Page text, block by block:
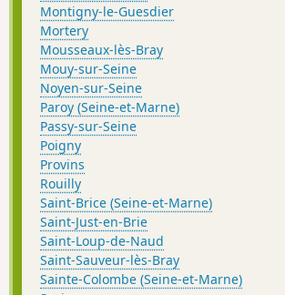
Montigny-le-Guesdier
Mortery
Mousseaux-lès-Bray
Mouy-sur-Seine
Noyen-sur-Seine
Paroy (Seine-et-Marne)
Passy-sur-Seine
Poigny
Provins
Rouilly
Saint-Brice (Seine-et-Marne)
Saint-Just-en-Brie
Saint-Loup-de-Naud
Saint-Sauveur-lès-Bray
Sainte-Colombe (Seine-et-Marne)